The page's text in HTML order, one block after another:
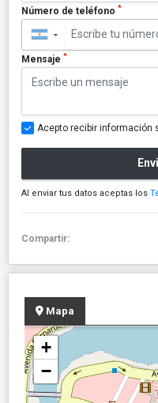
Número de teléfono *
▼
Mensaje *
Acepto recibir información
Al enviar tus datos aceptas los
Compartir:
Mapa
+
−